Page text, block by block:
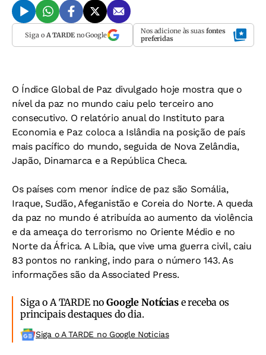
Siga o A TARDEno Google Nos adicione às suas fontes
preferidas
O Índice Global de Paz divulgado hoje mostra que o
nível da paz no mundo caiu pelo terceiro ano
consecutivo. O relatório anual do Instituto para
Economia e Paz coloca a Islândia na posição de país
mais pacífico do mundo, seguida de Nova Zelândia,
Japão, Dinamarca e a República Checa.
Os países com menor índice de paz são Somália,
Iraque, Sudão, Afeganistão e Coreia do Norte. A queda
da paz no mundo é atribuída ao aumento da violência
e da ameaça do terrorismo no Oriente Médio e no
Norte da África. A Líbia, que vive uma guerra civil, caiu
83 pontos no ranking, indo para o número 143. As
informações são da Associated Press.
Siga o A TARDE noGoogle Notíciase receba os
principais destaques do dia.
Siga o A TARDE no Google Noticias